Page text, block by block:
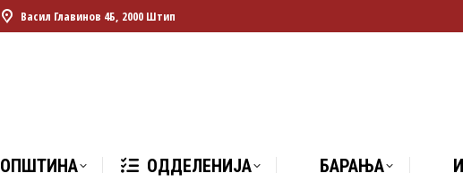
Васил Главинов 4Б, 2000 Штип
ОПШТИНА ОДДЕЛЕНИЈА БАРАЊА
ОПШТИНА ОДДЕЛЕНИЈА БАРАЊА